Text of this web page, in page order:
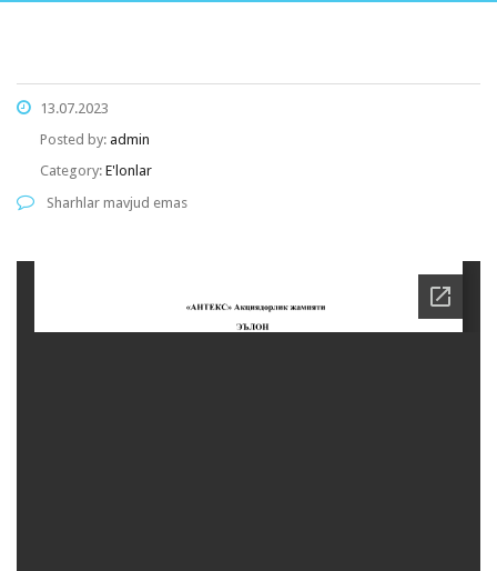
13.07.2023
Posted by: admin
Category: E'lonlar
Sharhlar mavjud emas